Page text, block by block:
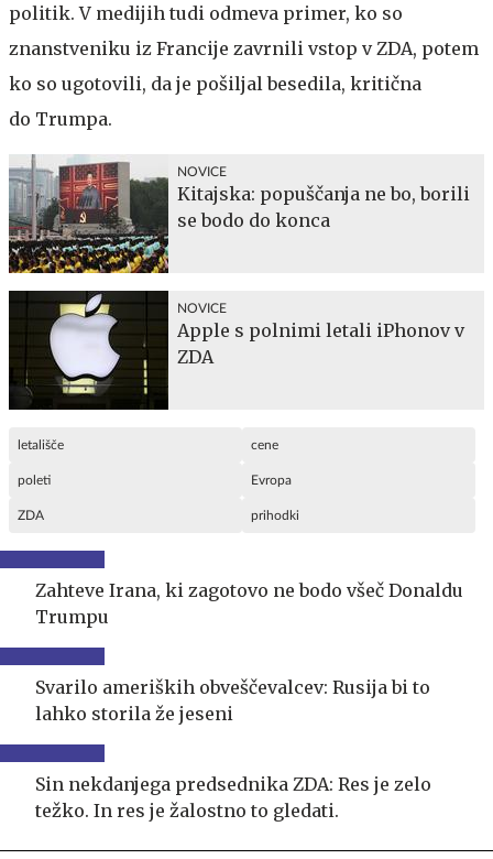
politik. V medijih tudi odmeva primer, ko so
znanstveniku iz Francije zavrnili vstop v ZDA, potem
ko so ugotovili, da je pošiljal besedila, kritična
do Trumpa.
NOVICE
Kitajska: popuščanja ne bo, borili
se bodo do konca
NOVICE
Apple s polnimi letali iPhonov v
ZDA
letališče cene
poleti Evropa
ZDA prihodki
Zahteve Irana, ki zagotovo ne bodo všeč Donaldu
Trumpu
Svarilo ameriških obveščevalcev: Rusija bi to
lahko storila že jeseni
Sin nekdanjega predsednika ZDA: Res je zelo
težko. In res je žalostno to gledati.